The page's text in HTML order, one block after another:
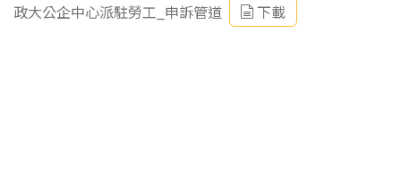
政大公企中心派駐勞工_申訴管道 下載